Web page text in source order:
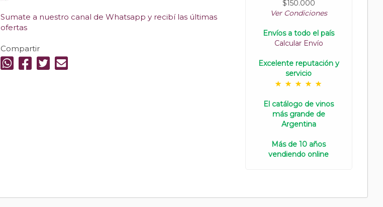
Sumate a nuestro canal de Whatsapp y recibí las últimas
ofertas
Compartir
$150.000
Ver Condiciones
Envíos a todo el país
Calcular Envío
Excelente reputación y
servicio
El catálogo de vinos
más grande de
Argentina
Más de 10 años
vendiendo online